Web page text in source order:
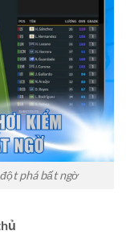
phá bất ngờ